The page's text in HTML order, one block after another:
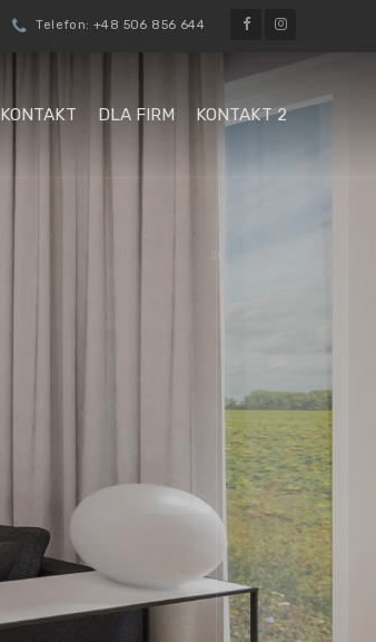
Telefon: +48 506 856 644
KONTAKT DLA FIRM KONTAKT 2